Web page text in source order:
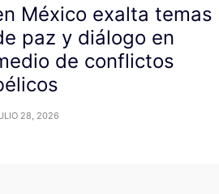
México exalta temas
paz y diálogo en
de conflictos
28, 2026